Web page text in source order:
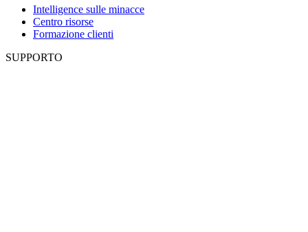
Intelligence sulle minacce
Centro risorse
Formazione clienti
SUPPORTO